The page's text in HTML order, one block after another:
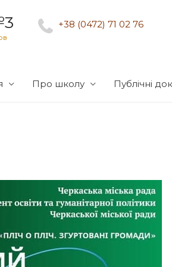
+38 (0472) 71 02 76
Про школу Публічні